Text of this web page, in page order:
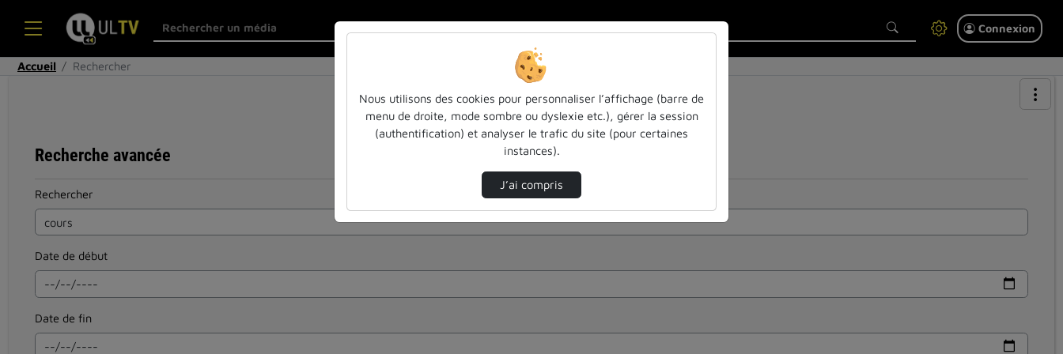
Connexion
Accueil Rechercher
Recherche avancée
Rechercher
Date de début
Date de fin
Nous utilisons des cookies pour personnaliser l’affichage (barre de
menu de droite, mode sombre ou dyslexie etc.), gérer la session
(authentification) et analyser le trafic du site (pour certaines
instances).
J’ai compris